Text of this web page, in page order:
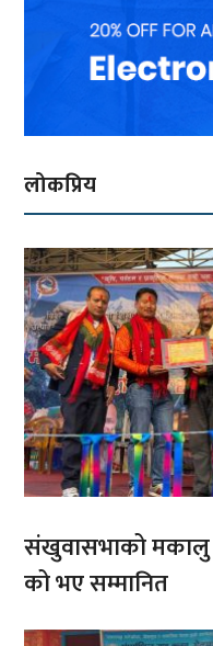
लोकप्रिय
संखुवासभाको मकालु
को भए सम्मानित